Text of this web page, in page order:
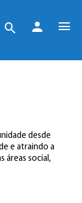
desde
e atraindo a
áreas social,